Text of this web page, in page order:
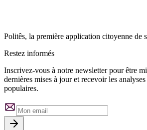
Politês, la première application citoyenne de
Restez informés
Inscrivez-vous à notre newsletter pour être
dernières mises à jour et recevoir les
populaires.